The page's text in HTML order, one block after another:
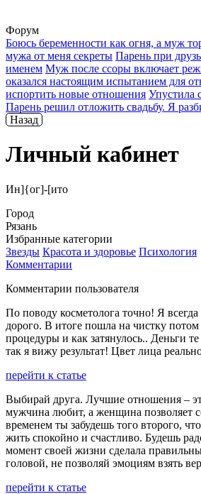
Форум
Боюсь беременности как огня, а муж
мужа от меня секреты Парень при
именем Муж после ссоры включает
оказался настоящим испытанием для
испортить новые отношения Упустила
Парень решил отложить свадьбу. Я
Назад
Личный кабинет
Ин]{ог]-[ито
Город
Рязань
Избранные категории
Звезды Красота и здоровье Психология
Комментарии
Комментарии пользователя
По поводу косметолога точно! Я всегда
дорого. В итоге пошла на чистку
процедуры и как затянулось.. Деньги
так я вижу результат! Цвет лица
перейти к статье
Выбирай друга. Лучшие отношения –
мужчина любит, а женщина позволяет
временем ты забудешь того второго,
жить спокойно и счастливо. Будешь
момент своей жизни сделала
головой, не позволяй эмоциям взять
перейти к статье